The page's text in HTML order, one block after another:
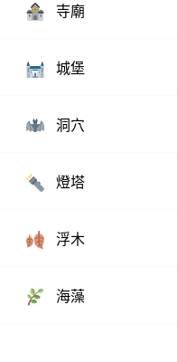
寺廟
城堡
洞穴
燈塔
浮木
海藻